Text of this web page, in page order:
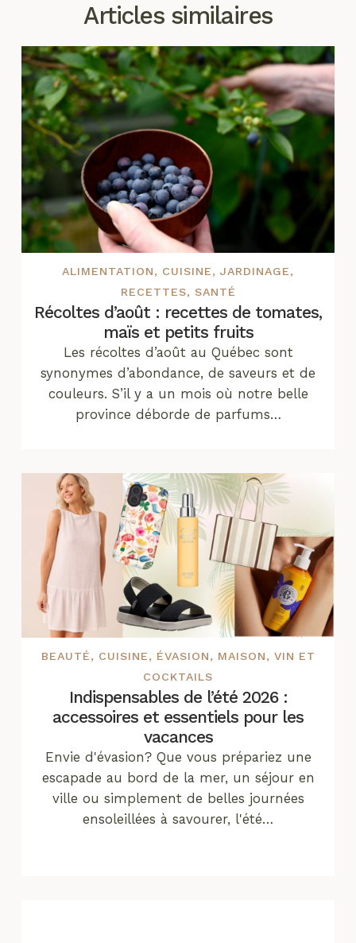
Articles similaires
ALIMENTATION, CUISINE, JARDINAGE,
RECETTES, SANTÉ
Récoltes d’août : recettes de tomates,
maïs et petits fruits
Les récoltes d’août au Québec sont
synonymes d’abondance, de saveurs et de
couleurs. S’il y a un mois où notre belle
province déborde de parfums…
BEAUTÉ, CUISINE, ÉVASION, MAISON, VIN ET
COCKTAILS
Indispensables de l’été 2026 :
accessoires et essentiels pour les
vacances
Envie d'évasion? Que vous prépariez une
escapade au bord de la mer, un séjour en
ville ou simplement de belles journées
ensoleillées à savourer, l'été…